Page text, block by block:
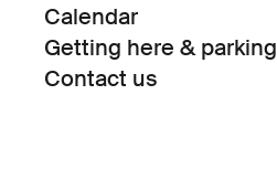
Calendar
Getting here & parking
Contact us